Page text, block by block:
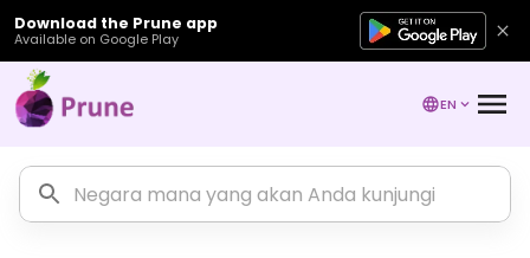
Download the Prune app
Available on Google Play
EN